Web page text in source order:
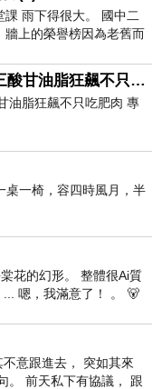
可換、有保障～
雅詩蘭黛】
！
！
看！
雨下得很大。 國中二
上的榮譽榜因為老舊而
公室外，手
健康網》別怪錯！ 三酸甘油脂狂飆不只吃肥肉 專家點名1物更該戒
油脂狂飆不只吃肥肉 專
article/breakingnews/
桌一椅，容四時風月，半
花的幻形。 整體很Ai質
嗯，我滿意了！ 。 🐻
意跟進去， 突如其來
。 前天私下有協議， 跟